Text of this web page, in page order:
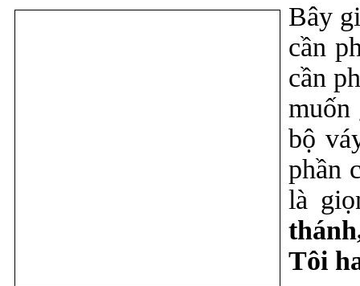
Bây
cần
cần
muốn
bộ
phần
là
Tôi